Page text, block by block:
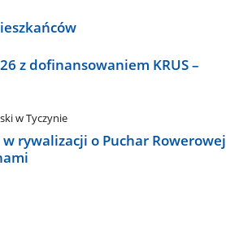
z dofinansowaniem KRUS –
w Tyczynie
rywalizacji o Puchar Rowerowej